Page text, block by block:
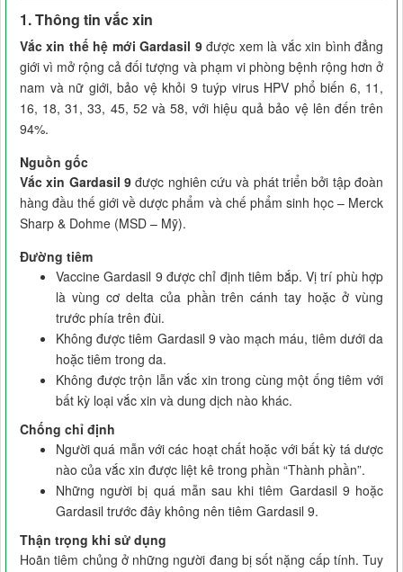
1. Thông tin vắc xin
Vắc xin thế hệ mới Gardasil 9được xem là vắc xin bình đẳng
giới vì mở rộng cả đối tượng và phạm vi phòng bệnh rộng hơn ở
nam và nữ giới, bảo vệ khỏi 9 tuýp virus HPV phổ biến 6, 11,
16, 18, 31, 33, 45, 52 và 58, với hiệu quả bảo vệ lên đến trên
94%.
Nguồn gốc
Vắc xin Gardasil 9 được nghiên cứu và phát triển bởi tập đoàn
hàng đầu thế giới về dược phẩm và chế phẩm sinh học – Merck
Sharp & Dohme (MSD – Mỹ).
Đường tiêm
Vaccine Gardasil 9 được chỉ định tiêm bắp. Vị trí phù hợp
là vùng cơ delta của phần trên cánh tay hoặc ở vùng
trước phía trên đùi.
Không được tiêm Gardasil 9 vào mạch máu, tiêm dưới da
hoặc tiêm trong da.
Không được trộn lẫn vắc xin trong cùng một ống tiêm với
bất kỳ loại vắc xin và dung dịch nào khác.
Chống chỉ định
Người quá mẫn với các hoạt chất hoặc với bất kỳ tá dược
nào của vắc xin được liệt kê trong phần “Thành phần”.
Những người bị quá mẫn sau khi tiêm Gardasil 9 hoặc
Gardasil trước đây không nên tiêm Gardasil 9.
Thận trọng khi sử dụng
Hoãn tiêm chủng ở những người đang bị sốt nặng cấp tính. Tuy